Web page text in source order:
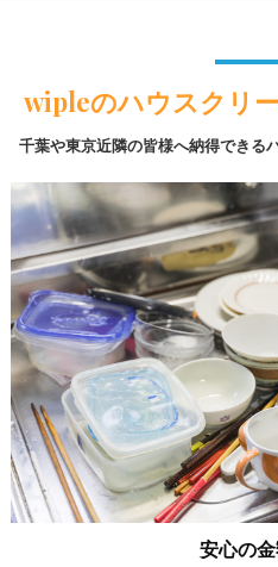
wipleのハウスクリ
千葉や東京近隣の皆様へ納得できる
安心の